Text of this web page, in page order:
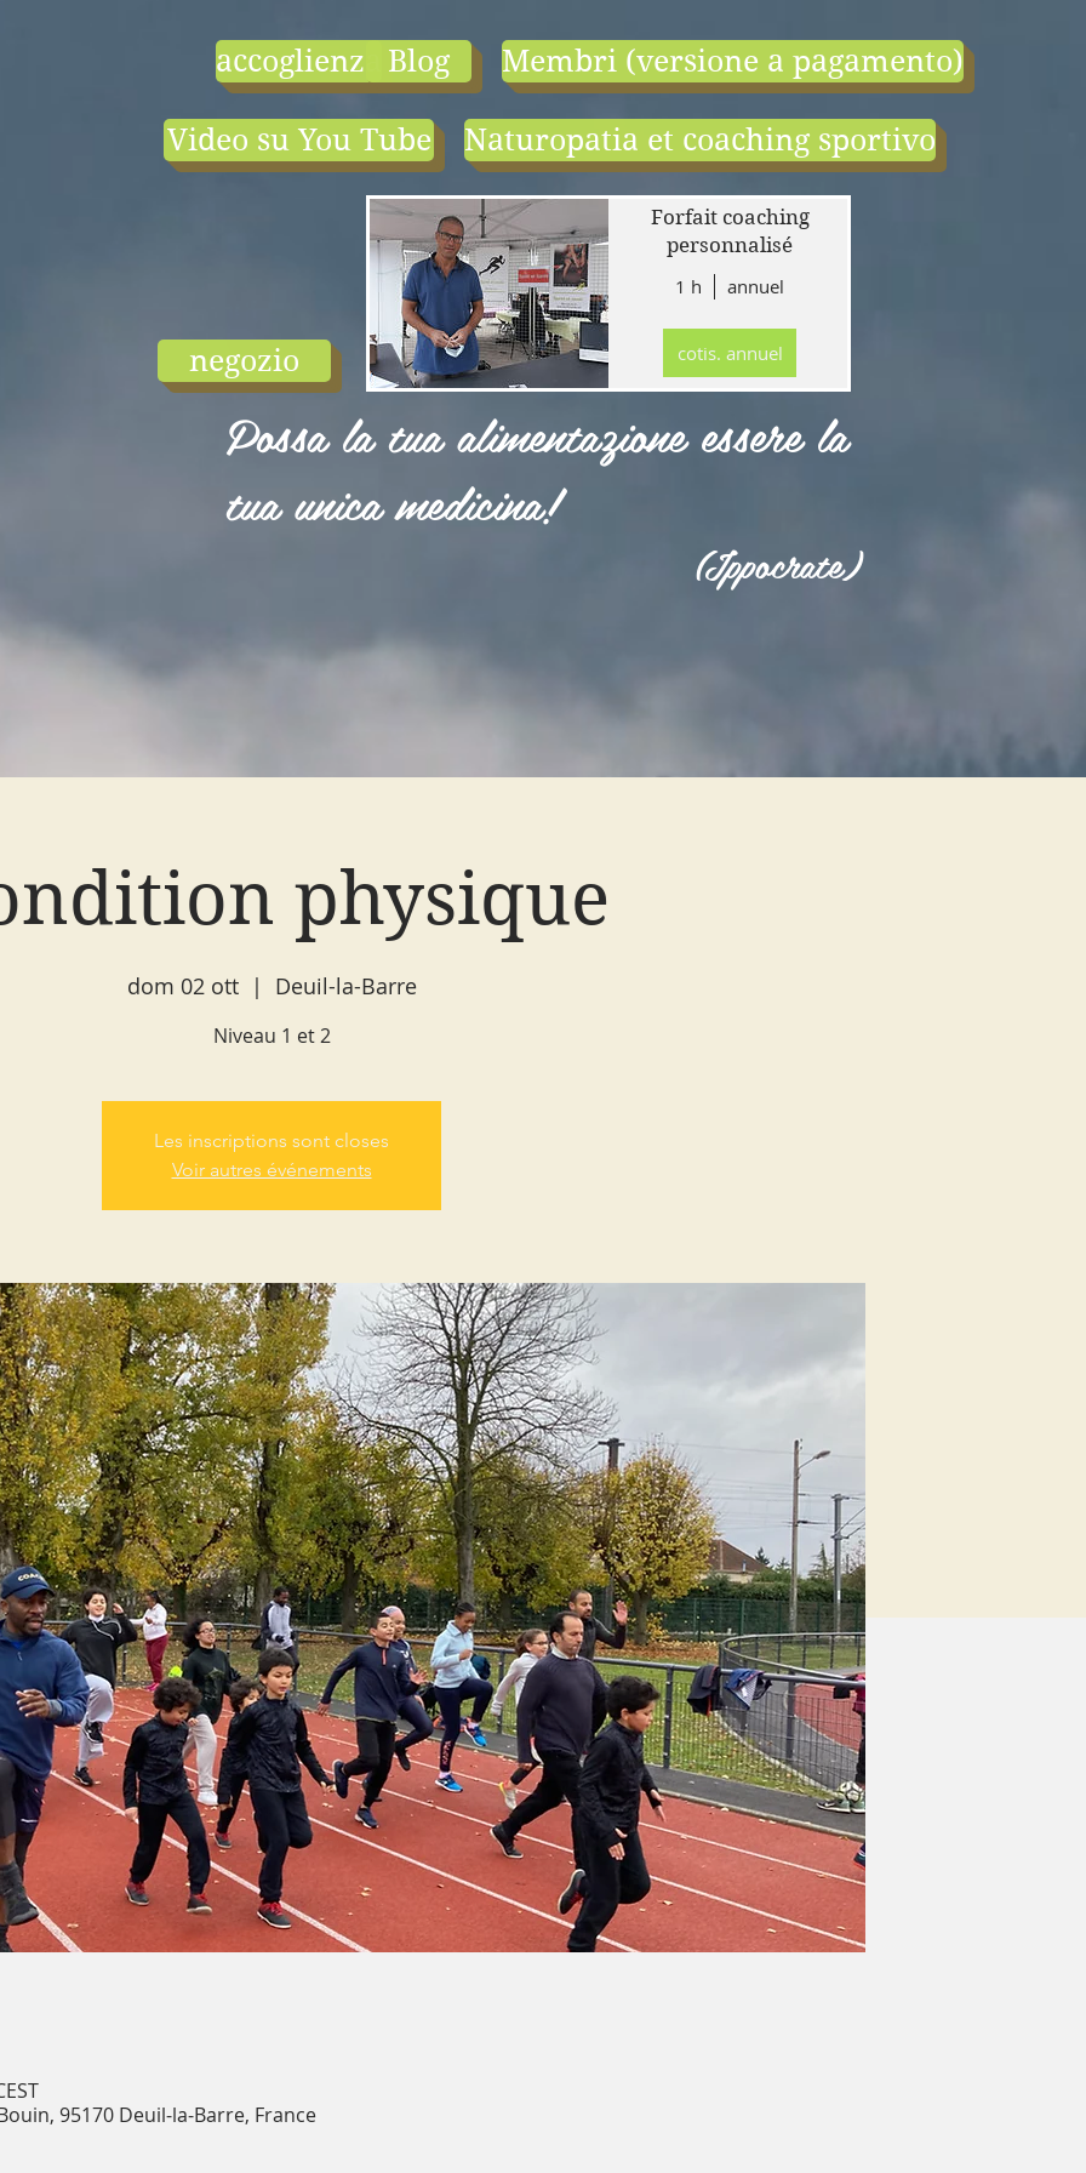
accoglienza Blog Membri (versione a pagamento)
Video su You Tube Naturopatia et coaching sportivo
negozio
- le tarif comprend:
1) une visio-
conférence par
mois en salle ou en
ligne.
2) 1 cours en
groupe de condition
physique en ligne
ou en salle par
semaine (sauf juillet
et ...
Forfait coaching
personnalisé
1 h
annuel
cotis. annuel
Possa la tua alimentazione essere la
tua unica medicina!
(Ippocrate)
physique
dom 02 ott
  |
Deuil-la-Barre
Niveau 1 et 2
Les inscriptions sont closes
Voir autres événements
95170 Deuil-la-Barre, France